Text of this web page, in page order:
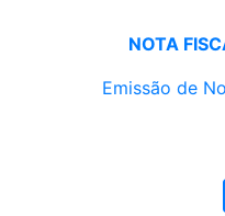
NOTA
Emissão de